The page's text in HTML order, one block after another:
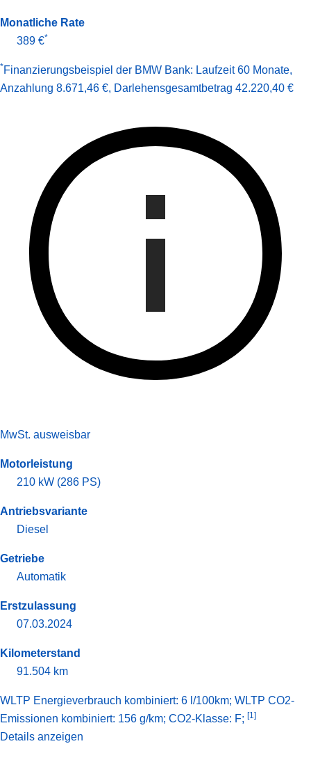
Monatliche Rate
389 €*
*Finanzierungsbeispiel der BMW Bank: Laufzeit 60 Monate,
Anzahlung 8.671,46 €, Darlehens­gesamt­betrag 42.220,40 €
MwSt. ausweisbar
Motorleistung
210 kW (286 PS)
Antriebsvariante
Diesel
Getriebe
Automatik
Erstzulassung
07.03.2024
Kilometerstand
91.504 km
WLTP Energieverbrauch kombiniert: 6 l/100km; WLTP CO2-
Emissionen kombiniert: 156 g/km; CO2-Klasse: F; [1]
Details anzeigen